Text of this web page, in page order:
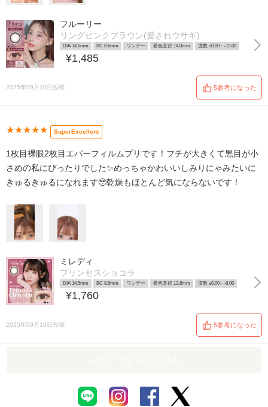
フルーリー
リングピンクブラウン(愛されウサギ)
DIA 14.5mm BC 8.6mm ワンデー 着色直径 14.0mm 度数 ±0.00~ -10.00
¥1,485
2025年09月10日投稿 5参考になった
★★★★★ SuperExcellent
1枚目裸眼2枚目エバーフィルムプリです！フチが大きくて黒目が小
さめの私にぴったりでした✨めっちゃかわいいしみりにゃみたいに
きゅるきゅるになれます🥹乾燥もほとんど気にならないです！
ミレディ
プリンセスショコラ
DIA 14.5mm BC 8.6mm ワンデー 着色直径 13.8mm 度数 ±0.00~ -8.00
¥1,760
2025年09月10日投稿 5参考になった